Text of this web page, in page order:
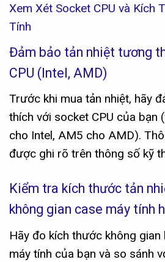
Xem Xét Socket CPU và Kích
Tính
Đảm bảo tản nhiệt tương
CPU (Intel, AMD)
Trước khi mua tản nhiệt, hãy
thích với socket CPU của bạn
cho Intel, AM5 cho AMD).
được ghi rõ trên thông số kỹ
Kiểm tra kích thước tản
không gian case máy tính
Hãy đo kích thước không
máy tính của bạn và so sánh